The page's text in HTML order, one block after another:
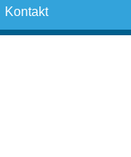
Kontakt